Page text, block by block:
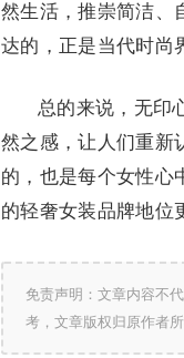
然生活，推崇简洁、
达的，正是当代时尚
总的来说，无印
然之感，让人们重新
的，也是每个女性心
的轻奢女装品牌地位
免责声明：文章内容不
考，文章版权归原作者